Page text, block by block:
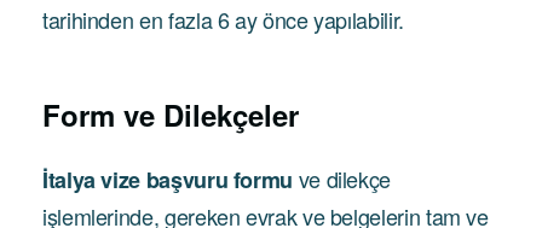
tarihinden en fazla 6 ay önce yapılabilir.
Form ve Dilekçeler
İtalya vize başvuru formu ve dilekçe
işlemlerinde, gereken evrak ve belgelerin tam ve